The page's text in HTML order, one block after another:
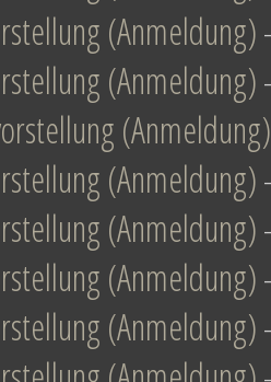
(Anmeldung)
(Anmeldung)
(Anmeldung)
(Anmeldung)
(Anmeldung)
(Anmeldung)
(Anmeldung)